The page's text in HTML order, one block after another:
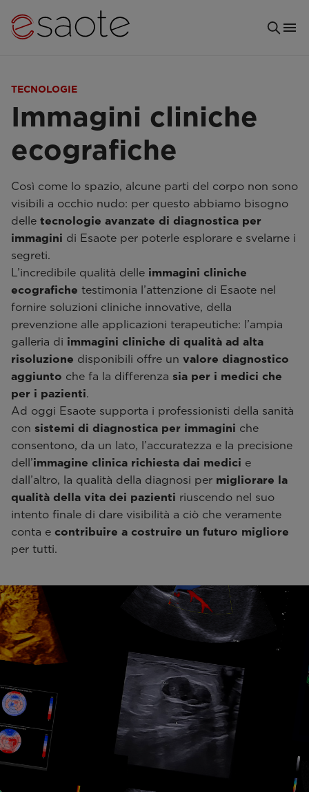
TECNOLOGIE
Immagini cliniche
ecografiche
Così come lo spazio, alcune parti del corpo non sono
visibili a occhio nudo: per questo abbiamo bisogno
delle tecnologie avanzate di diagnostica per
immagini di Esaote per poterle esplorare e svelarne i
segreti.
L’incredibile qualità delle immagini cliniche
ecografiche testimonia l’attenzione di Esaote nel
fornire soluzioni cliniche innovative, della
prevenzione alle applicazioni terapeutiche: l’ampia
galleria di immagini cliniche di qualità ad alta
risoluzione disponibili offre un valore diagnostico
aggiunto che fa la differenza sia per i medici che
per i pazienti.
Ad oggi Esaote supporta i professionisti della sanità
con sistemi di diagnostica per immagini che
consentono, da un lato, l’accuratezza e la precisione
dell’immagine clinica richiesta dai medici e
dall’altro, la qualità della diagnosi per migliorare la
qualità della vita dei pazienti riuscendo nel suo
intento finale di dare visibilità a ciò che veramente
conta e contribuire a costruire un futuro migliore
per tutti.